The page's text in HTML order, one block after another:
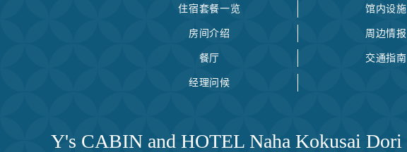
住宿套餐一览
房间介绍
餐厅
经理问候
馆内设施
周边情报
交通指南
Y's CABIN and HOTEL Naha Kokusai Dori